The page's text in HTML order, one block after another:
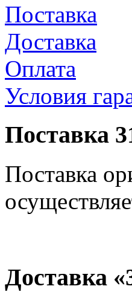
Поставка
Доставка
Оплата
Условия
Поставка
Поставка
Доставка